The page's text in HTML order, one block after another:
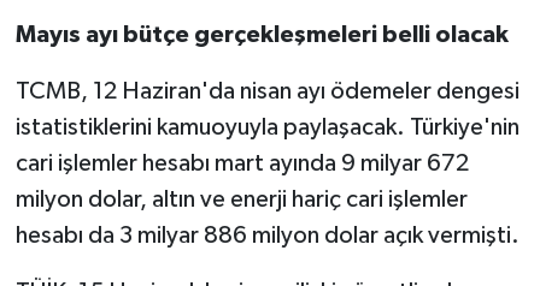
Mayıs ayı bütçe gerçekleşmeleri belli olacak
TCMB, 12 Haziran'da nisan ayı ödemeler dengesi
istatistiklerini kamuoyuyla paylaşacak. Türkiye'nin
cari işlemler hesabı mart ayında 9 milyar 672
milyon dolar, altın ve enerji hariç cari işlemler
hesabı da 3 milyar 886 milyon dolar açık vermişti.